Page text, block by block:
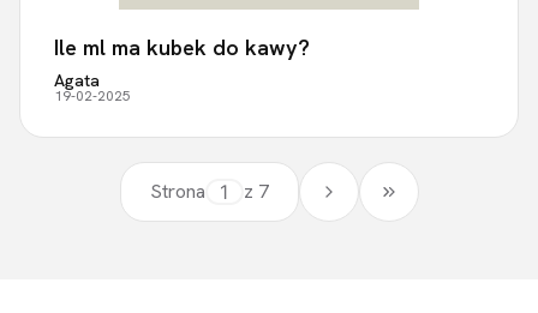
Ile ml ma kubek do kawy?
Agata
19-02-2025
Strona z 7 Przejdź do